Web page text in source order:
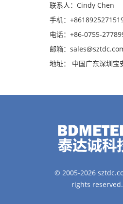
联系人：Cindy Chen
手机：
电话：+86-0755-
邮箱：
地址： 中国广东深圳宝
© 2005-2026
rights reserved.